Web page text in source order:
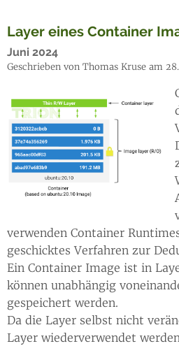
Layer eines Container
Juni 2024
Geschrieben von Thomas Kruse am
verwenden Container
geschicktes Verfahren zur
Ein Container Image ist in
können unabhängig
gespeichert werden.
Da die Layer selbst nicht
Layer wiederverwendet